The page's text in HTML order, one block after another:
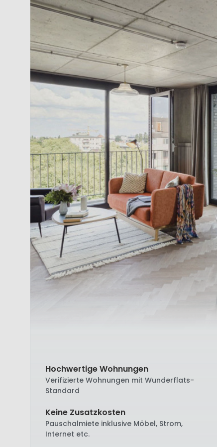
Hochwertige Wohnungen
Verifizierte Wohnungen mit Wunderflats-
Standard
Keine Zusatzkosten
Pauschalmiete inklusive Möbel, Strom,
Internet etc.